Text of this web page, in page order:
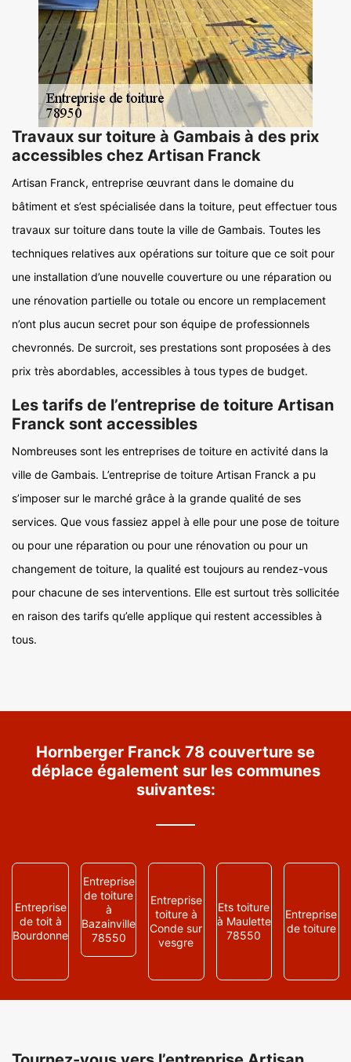
Travaux sur toiture à Gambais à des prix
accessibles chez Artisan Franck
Artisan Franck, entreprise œuvrant dans le domaine du
bâtiment et s’est spécialisée dans la toiture, peut effectuer tous
travaux sur toiture dans toute la ville de Gambais. Toutes les
techniques relatives aux opérations sur toiture que ce soit pour
une installation d’une nouvelle couverture ou une réparation ou
une rénovation partielle ou totale ou encore un remplacement
n’ont plus aucun secret pour son équipe de professionnels
chevronnés. De surcroit, ses prestations sont proposées à des
prix très abordables, accessibles à tous types de budget.
Les tarifs de l’entreprise de toiture Artisan
Franck sont accessibles
Nombreuses sont les entreprises de toiture en activité dans la
ville de Gambais. L’entreprise de toiture Artisan Franck a pu
s’imposer sur le marché grâce à la grande qualité de ses
services. Que vous fassiez appel à elle pour une pose de toiture
ou pour une réparation ou pour une rénovation ou pour un
changement de toiture, la qualité est toujours au rendez-vous
pour chacune de ses interventions. Elle est surtout très sollicitée
en raison des tarifs qu’elle applique qui restent accessibles à
tous.
Hornberger Franck 78 couverture se
déplace également sur les communes
suivantes:
Entreprise
de toit à
Bourdonne
Entreprise
de toiture
à
Bazainville
78550
Entreprise
toiture à
Conde sur
vesgre
Ets toiture
à Maulette
78550
Entreprise
de toiture